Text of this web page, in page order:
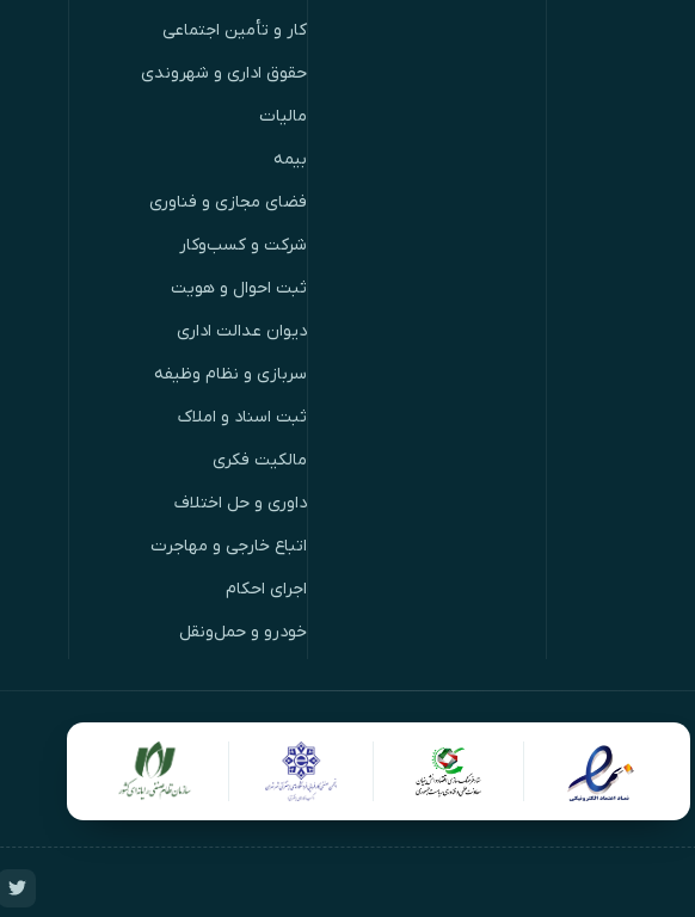
کار و تأمین اجتماعی
حقوق اداری و شهروندی
مالیات
بیمه
فضای مجازی و فناوری
شرکت و کسب‌وکار
ثبت احوال و هویت
دیوان عدالت اداری
سربازی و نظام وظیفه
ثبت اسناد و املاک
مالکیت فکری
داوری و حل اختلاف
اتباع خارجی و مهاجرت
اجرای احکام
خودرو و حمل‌ونقل